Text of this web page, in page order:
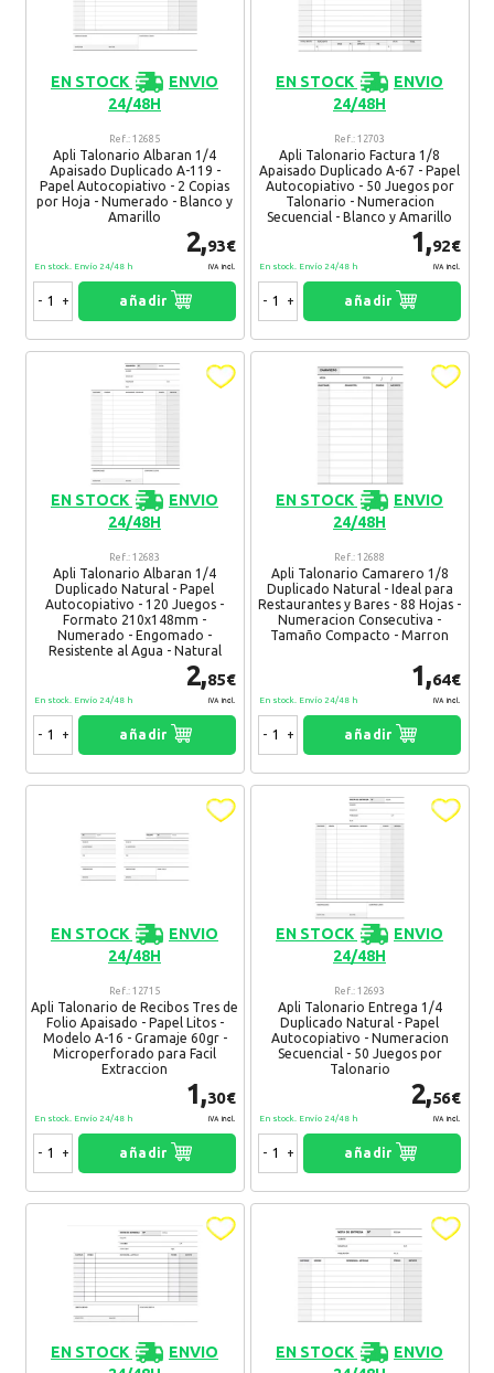
¿Recomendaría su compra? Si No
0 Comentario(s)
EN STOCK
ENVIO
24/48H
Ref.: 12685
Apli Talonario Albaran 1/4
Apaisado Duplicado A-119 -
Papel Autocopiativo - 2 Copias
por Hoja - Numerado - Blanco y
Amarillo
2,93€
IVA Incl.
En stock. Envío 24/48 h
- + añadir
EN STOCK
ENVIO
24/48H
Ref.: 12703
Apli Talonario Factura 1/8
Apaisado Duplicado A-67 - Papel
Autocopiativo - 50 Juegos por
Talonario - Numeracion
Secuencial - Blanco y Amarillo
1,92€
IVA Incl.
En stock. Envío 24/48 h
- + añadir
EN STOCK
ENVIO
24/48H
Ref.: 12683
Apli Talonario Albaran 1/4
Duplicado Natural - Papel
Autocopiativo - 120 Juegos -
Formato 210x148mm -
Numerado - Engomado -
Resistente al Agua - Natural
2,85€
IVA Incl.
En stock. Envío 24/48 h
- + añadir
EN STOCK
ENVIO
24/48H
Ref.: 12688
Apli Talonario Camarero 1/8
Duplicado Natural - Ideal para
Restaurantes y Bares - 88 Hojas -
Numeracion Consecutiva -
Tamaño Compacto - Marron
1,64€
IVA Incl.
En stock. Envío 24/48 h
- + añadir
EN STOCK
ENVIO
24/48H
Ref.: 12715
Apli Talonario de Recibos Tres de
Folio Apaisado - Papel Litos -
Modelo A-16 - Gramaje 60gr -
Microperforado para Facil
Extraccion
1,30€
IVA Incl.
En stock. Envío 24/48 h
- + añadir
EN STOCK
ENVIO
24/48H
Ref.: 12693
Apli Talonario Entrega 1/4
Duplicado Natural - Papel
Autocopiativo - Numeracion
Secuencial - 50 Juegos por
Talonario
2,56€
IVA Incl.
En stock. Envío 24/48 h
- + añadir
EN STOCK
ENVIO
EN STOCK
ENVIO